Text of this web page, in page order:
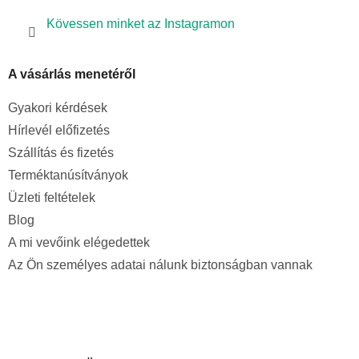
Kövessen minket az Instagramon
A vásárlás menetéről
Gyakori kérdések
Hírlevél előfizetés
Szállítás és fizetés
Terméktanúsítványok
Üzleti feltételek
Blog
A mi vevőink elégedettek
Az Ön személyes adatai nálunk biztonságban vannak